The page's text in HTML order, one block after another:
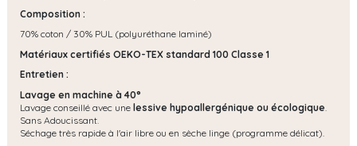
Composition :
70% coton / 30% PUL (polyuréthane laminé)
Matériaux certifiés OEKO-TEX standard 100 Classe 1
Entretien :
Lavage en machine à 40°
Lavage conseillé avec une lessive hypoallergénique ou écologique
Sans Adoucissant.
Séchage très rapide à l'air libre ou en sèche linge (programme délicat).